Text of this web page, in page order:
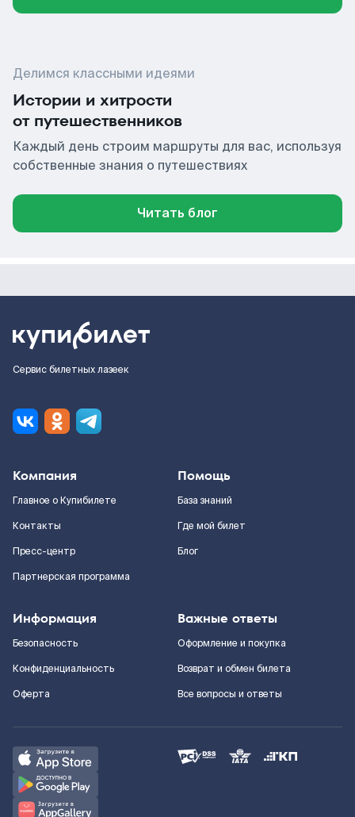
Делимся классными идеями
Истории и хитрости
от путешественников
Каждый день строим маршруты для вас, используя
собственные знания о путешествиях
Читать блог
Сервис билетных лазеек
Компания
Главное о Купибилете
Контакты
Пресс-центр
Партнерская программа
Помощь
База знаний
Где мой билет
Блог
Информация
Безопасность
Конфиденциальность
Оферта
Важные ответы
Оформление и покупка
Возврат и обмен билета
Все вопросы и ответы